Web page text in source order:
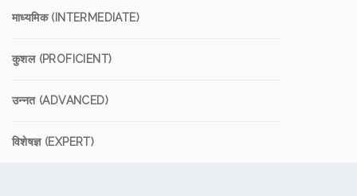
माध्यमिक (INTERMEDIATE)
कुशल (PROFICIENT)
उन्नत (ADVANCED)
विशेषज्ञ (EXPERT)